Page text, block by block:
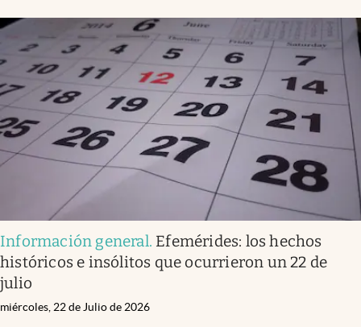
Información general. Efemérides: los hechos
históricos e insólitos que ocurrieron un 22 de
julio
miércoles, 22 de Julio de 2026